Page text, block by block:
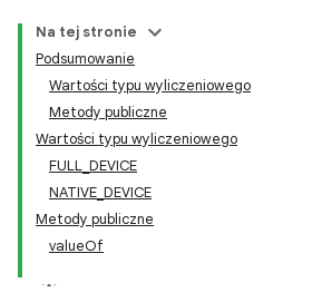
Na tej stronie
Podsumowanie
Wartości typu wyliczeniowego
Metody publiczne
Wartości typu wyliczeniowego
FULL_DEVICE
NATIVE_DEVICE
Metody publiczne
valueOf